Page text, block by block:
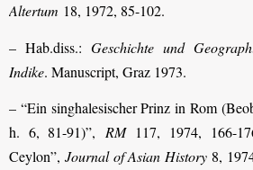
Altertum 18, 1972, 85-102.
– Hab.diss.:Geschichte und
Indike. Manuscript, Graz 1973.
– “Ein singhalesischer Prinz in Rom
h. 6, 81-91)”, RM117, 1974, 166-
Ceylon”,Journal of Asian History8,